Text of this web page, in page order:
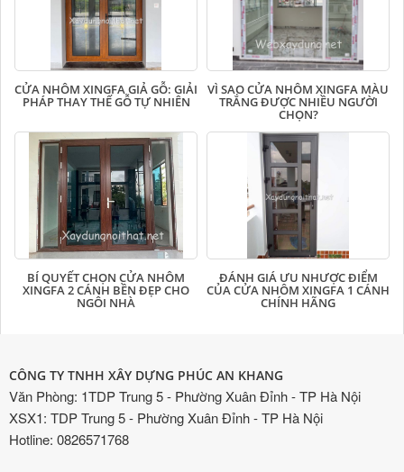
CỬA NHÔM XINGFA GIẢ GỖ: GIẢI
PHÁP THAY THẾ GỖ TỰ NHIÊN
VÌ SAO CỬA NHÔM XINGFA MÀU
TRẮNG ĐƯỢC NHIỀU NGƯỜI
CHỌN?
BÍ QUYẾT CHỌN CỬA NHÔM
XINGFA 2 CÁNH BỀN ĐẸP CHO
NGÔI NHÀ
ĐÁNH GIÁ ƯU NHƯỢC ĐIỂM
CỦA CỬA NHÔM XINGFA 1 CÁNH
CHÍNH HÃNG
CÔNG TY TNHH XÂY DỰNG PHÚC AN KHANG
Văn Phòng: 1TDP Trung 5 - Phường Xuân Đỉnh - TP Hà Nội
XSX1: TDP Trung 5 - Phường Xuân Đỉnh - TP Hà Nội
Hotline: 0826571768